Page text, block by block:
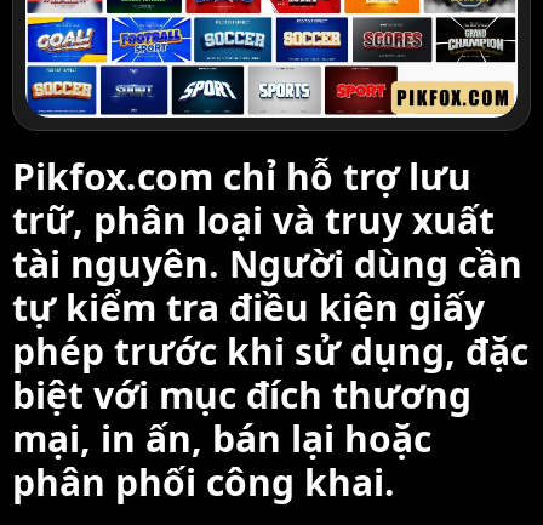
Pikfox.com chỉ hỗ trợ lưu
trữ, phân loại và truy xuất
tài nguyên. Người dùng cần
tự kiểm tra điều kiện giấy
phép trước khi sử dụng, đặc
biệt với mục đích thương
mại, in ấn, bán lại hoặc
phân phối công khai.